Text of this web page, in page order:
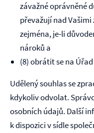
závažné oprávněné
převažují nad
zejména, je-li
nároků a
(8) obrátit se na
Udělený souhlas se
kdykoliv odvolat.
osobních údajů. Další
k dispozici v sídle